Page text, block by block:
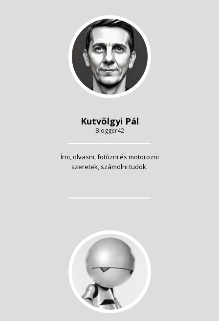
Kutvölgyi Pál
Blogger42
Írni, olvasni, fotózni és motorozni
szeretek, számolni tudok.